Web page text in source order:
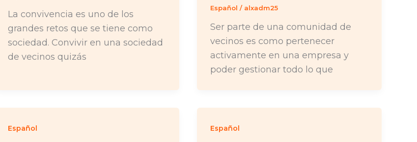
La convivencia es uno de los
grandes retos que se tiene como
sociedad. Convivir en una sociedad
de vecinos quizás
Español / alxadm25
Ser parte de una comunidad de
vecinos es como pertenecer
activamente en una empresa y
poder gestionar todo lo que
Español Español